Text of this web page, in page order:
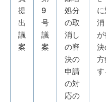
提
出
議
案
9
号
議
案
処分
の取
消し
の審
決の
申請
の対
応の
す